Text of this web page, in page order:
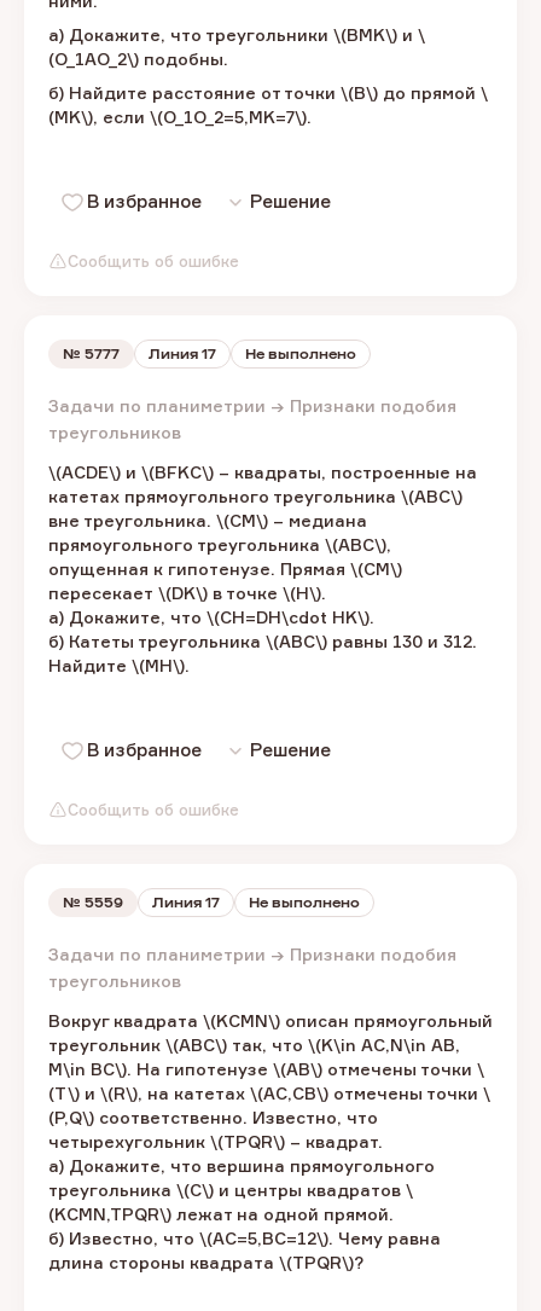
Сообщить об ошибке
а) Докажите, что треугольники \(BMK\) и \
(O_1AO_2\) подобны.
б) Найдите расстояние от точки \(B\) до прямой \
(MK\), если \(O_1O_2=5,MK=7\).
В избранное Решение
№ 5777 Линия 17 Не выполнено
Сообщить об ошибке
Задачи по планиметрии → Признаки подобия
треугольников
\(ACDE\) и \(BFKC\) – ​квадраты, построенные на
катетах прямоугольного треугольника ​\(ABC\) ​
вне треугольника. \(CM\) – ​медиана
прямоугольного треугольника \(ABC\), ​
опущенная к гипотенузе. Прямая ​\(CM\) ​
пересекает \(DK\) ​в точке \(H\).​
а) Докажите, что \(CH=DH\cdot HK\).​
б) Катеты треугольника​ \(ABC\) ​равны 130 и 312.
Найдите \(MH\).​
В избранное Решение
№ 5559 Линия 17 Не выполнено
Задачи по планиметрии → Признаки подобия
треугольников
Вокруг квадрата \(KCMN\) ​описан прямоугольный
треугольник ​\(ABC\) ​так, что \(K\in AC,N\in AB,
M\in BC\). ​На гипотенузе ​\(AB\) ​отмечены точки \
(T\) ​и \(R\), ​на катетах \(AC,CB\) ​отмечены точки \
(P,Q\) ​соответственно. Известно, что
четырехугольник ​\(TPQR\) – ​квадрат.
а) Докажите, что вершина прямоугольного
треугольника ​\(C\) ​и центры квадратов \
(KCMN,TPQR\) ​лежат на одной прямой.
б) Известно, что \(AC=5,BC=12\). ​Чему равна
длина стороны квадрата \(TPQR\)?​